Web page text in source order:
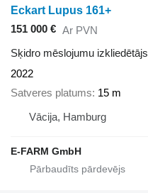
Eckart Lupus 161+
151 000 € Ar PVN
Sķidro mēslojumu izkliedētājs
2022
Satveres platums 15 m
Vācija, Hamburg
E-FARM GmbH